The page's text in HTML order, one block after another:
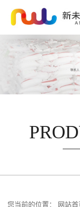
您当前的位置： 网站首